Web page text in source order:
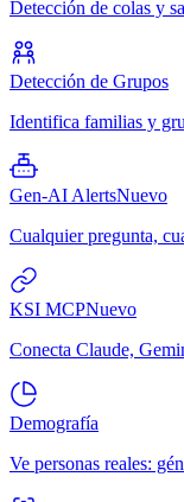
Detección de colas y
Detección de Grupos
Identifica familias y
Gen-AI AlertsNuevo
Cualquier pregunta,
KSI MCPNuevo
Conecta Claude,
Demografía
Ve personas reales: